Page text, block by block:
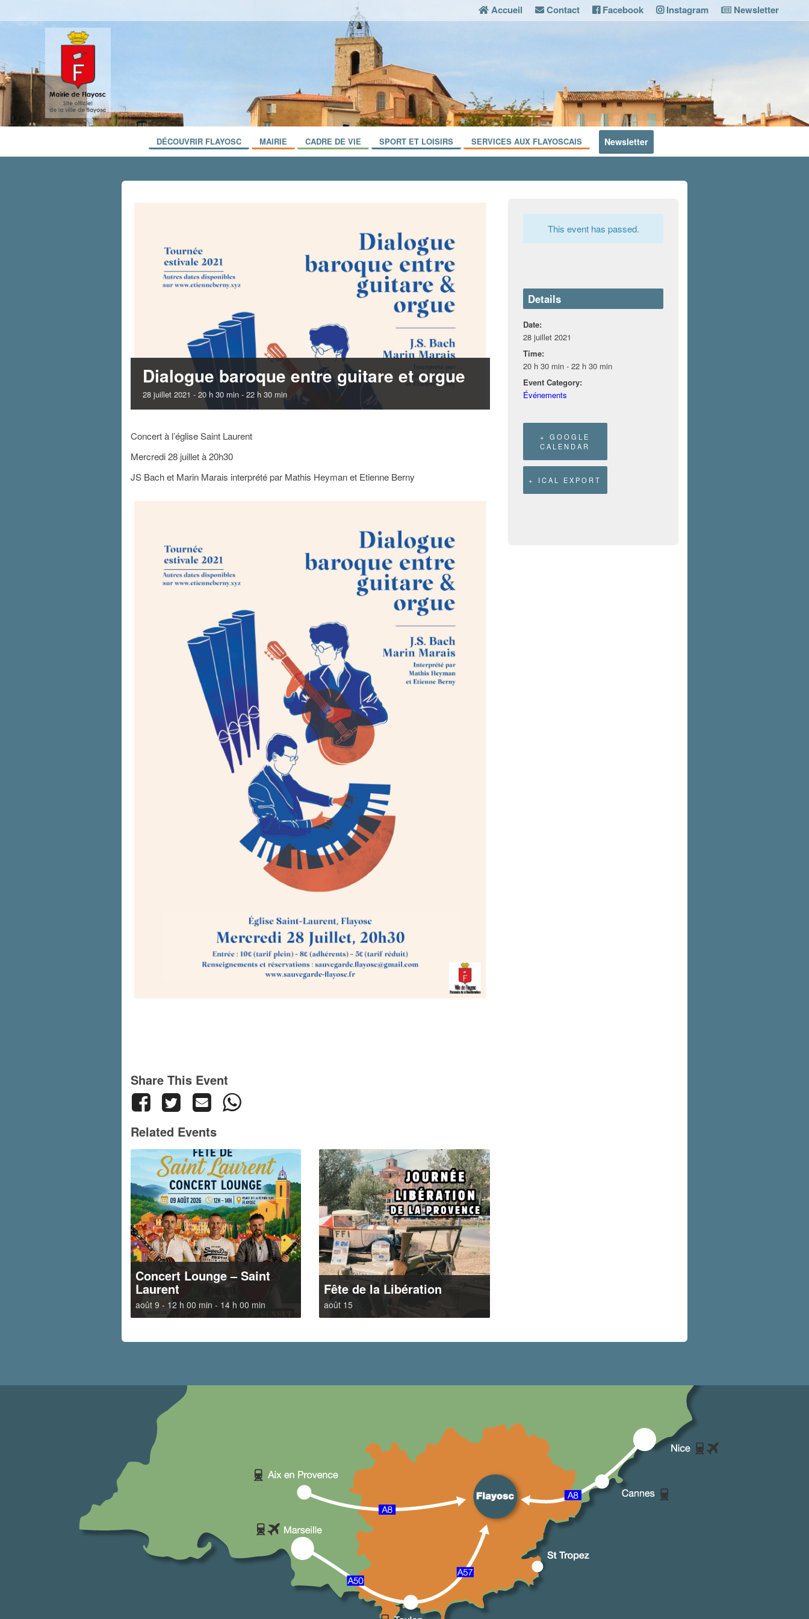
Accueil Contact Facebook Instagram Newsletter
DÉCOUVRIR FLAYOSC MAIRIE CADRE DE VIE SPORT ET LOISIRS SERVICES AUX FLAYOSCAIS Newsletter
Dialogue baroque entre guitare et orgue
28 juillet 2021 - 20 h 30 min- 22 h 30 min
Concert à l’église Saint Laurent
Mercredi 28 juillet à 20h30
JS Bach et Marin Marais interprété par Mathis Heyman et Etienne Berny
Share This Event
This event has passed.
Details
Date:
28 juillet 2021
Time:
20 h 30 min - 22 h 30 min
Event Category:
Événements
+ GOOGLE
CALENDAR
+ ICAL EXPORT
Related Events
Concert Lounge – Saint
Laurent
août 9 - 12 h 00 min - 14 h 00 min
Fête de la Libération
août 15